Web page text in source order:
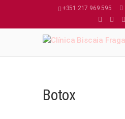
+351 217 969 595
Botox